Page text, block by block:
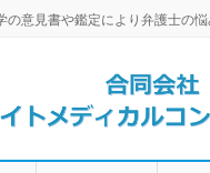
の意見書や鑑定により弁護士の